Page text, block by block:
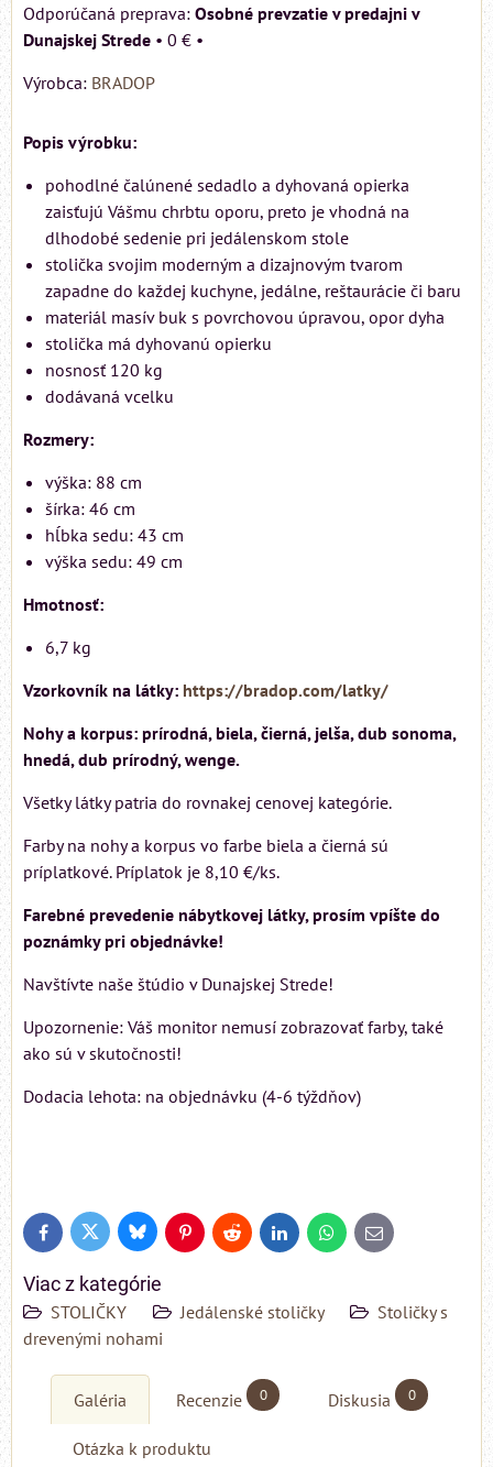
Osobné prevzatie v predajni v
Dunajskej Strede • 0 € •
Výrobca: BRADOP
Popis výrobku:
pohodlné čalúnené sedadlo a dyhovaná opierka
zaisťujú Vášmu chrbtu oporu, preto je vhodná na
dlhodobé sedenie pri jedálenskom stole
stolička svojim moderným a dizajnovým tvarom
zapadne do každej kuchyne, jedálne, reštaurácie či baru
materiál masív buk s povrchovou úpravou, opor dyha
stolička má dyhovanú opierku
nosnosť 120 kg
dodávaná vcelku
Rozmery:
výška: 88 cm
šírka: 46 cm
hĺbka sedu: 43 cm
výška sedu: 49 cm
Hmotnosť:
6,7 kg
Vzorkovník na látky: https://bradop.com/latky/
Nohy a korpus: prírodná, biela, čierná, jelša, dub sonoma,
hnedá, dub prírodný, wenge.
Všetky látky patria do rovnakej cenovej kategórie.
Farby na nohy a korpus vo farbe biela a čierná sú
príplatkové. Príplatok je 8,10 €/ks.
Farebné prevedenie nábytkovej látky, prosím vpíšte do
poznámky pri objednávke!
Navštívte naše štúdio v Dunajskej Strede!
Upozornenie: Váš monitor nemusí zobrazovať farby, také
ako sú v skutočnosti!
Dodacia lehota: na objednávku (4-6 týždňov)
FacebookTwitter BlueskyPinterestReddit LinkedInWhatsApp
E-
mail
Viac z kategórie
STOLIČKY Jedálenské stoličky
Stoličky s
drevenými nohami
Galéria Recenzie 0 Diskusia 0
Otázka k produktu